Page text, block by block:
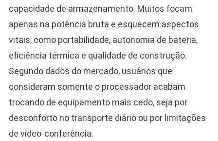
capacidade de armazenamento. Muitos focam
apenas na potência bruta e esquecem aspectos
vitais, como portabilidade, autonomia de bateria,
eficiência térmica e qualidade de construção.
Segundo dados do mercado, usuários que
consideram somente o processador acabam
trocando de equipamento mais cedo, seja por
desconforto no transporte diário ou por limitações
de vídeo-conferência.